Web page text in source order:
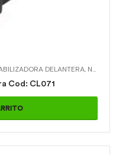
DELANTERA, NISSAN
Cod: CL071